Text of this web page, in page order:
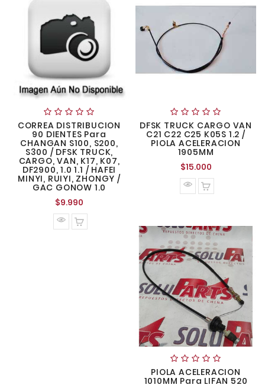
CORREA DISTRIBUCION
90 DIENTES Para
CHANGAN S100, S200,
S300 / DFSK TRUCK,
CARGO, VAN, K17, K07,
DF2900, 1.0 1.1 / HAFEI
MINYI, RUIYI, ZHONGY /
GAC GONOW 1.0
$9.990
normal
DFSK TRUCK CARGO VAN
C21 C22 C25 K05S 1.2 /
PIOLA ACELERACION
1905MM
$15.000Precio
normal
PIOLA ACELERACION
1010MM Para LIFAN 520